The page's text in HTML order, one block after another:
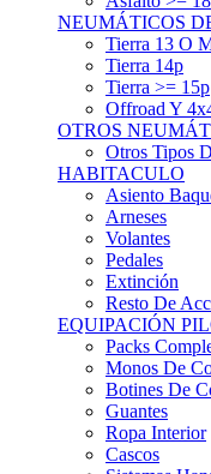
Tierra 13 O
Tierra 14p
Tierra >= 15p
Offroad Y 4x4
OTROS
Otros Tipos
HABITACULO
Asiento
Arneses
Volantes
Pedales
Extinción
Resto De
EQUIPACIÓN
Packs
Monos De
Botines De
Guantes
Ropa Interior
Cascos
Sistemas Hans
Bolsas Y